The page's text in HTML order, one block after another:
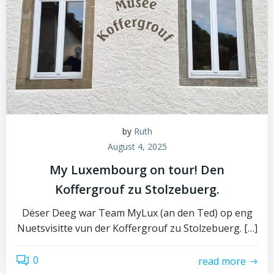
by Ruth
August 4, 2025
My Luxembourg on tour! Den
Koffergrouf zu Stolzebuerg.
Dëser Deeg war Team MyLux (an den Ted) op eng
Nuetsvisitte vun der Koffergrouf zu Stolzebuerg. […]
0 read more